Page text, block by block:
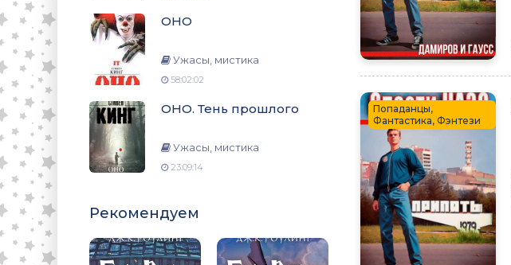
ОНО
Ужасы, мистика
58:02:02
ОНО. Тень прошлого
Ужасы, мистика
23:09:14
Рекомендуем
Попаданцы,
Фантастика, Фэнтези